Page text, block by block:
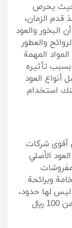
حيث يحرص
قدم الزمان،
والعود
والعطور
المهمة
تأثيره
أنواع العود
استخدام
أقوى شركات
الأصلي
وبرائحة
لها حدود،
احصلي عليه بسعر 50 ريال سعودي بدلاً من 100 ريال